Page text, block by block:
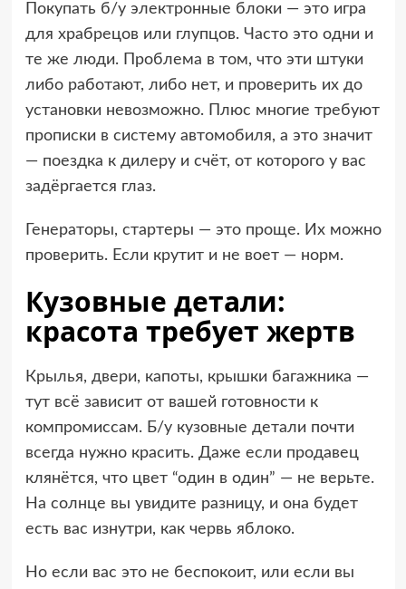
Покупать б/у электронные блоки — это игра
для храбрецов или глупцов. Часто это одни и
те же люди. Проблема в том, что эти штуки
либо работают, либо нет, и проверить их до
установки невозможно. Плюс многие требуют
прописки в систему автомобиля, а это значит
— поездка к дилеру и счёт, от которого у вас
задёргается глаз.
Генераторы, стартеры — это проще. Их можно
проверить. Если крутит и не воет — норм.
Кузовные детали:
красота требует жертв
Крылья, двери, капоты, крышки багажника —
тут всё зависит от вашей готовности к
компромиссам. Б/у кузовные детали почти
всегда нужно красить. Даже если продавец
клянётся, что цвет “один в один” — не верьте.
На солнце вы увидите разницу, и она будет
есть вас изнутри, как червь яблоко.
Но если вас это не беспокоит, или если вы